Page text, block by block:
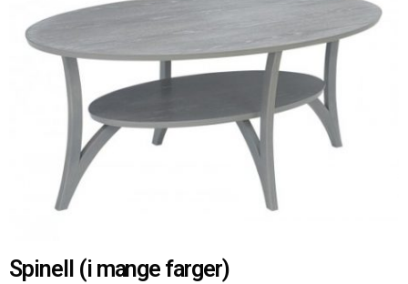
Spinell (i mange farger)